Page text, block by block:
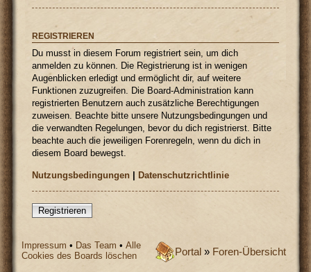
REGISTRIEREN
Du musst in diesem Forum registriert sein, um dich
anmelden zu können. Die Registrierung ist in wenigen
Augenblicken erledigt und ermöglicht dir, auf weitere
Funktionen zuzugreifen. Die Board-Administration kann
registrierten Benutzern auch zusätzliche Berechtigungen
zuweisen. Beachte bitte unsere Nutzungsbedingungen und
die verwandten Regelungen, bevor du dich registrierst. Bitte
beachte auch die jeweiligen Forenregeln, wenn du dich in
diesem Board bewegst.
Nutzungsbedingungen |Datenschutzrichtlinie
Registrieren
Portal » Foren-Übersicht
Impressum • Das Team •Alle
Cookies des Boards löschen